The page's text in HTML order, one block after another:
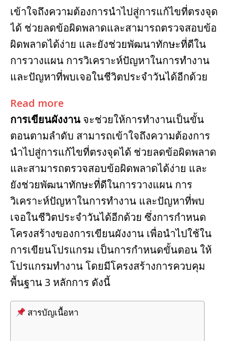
เข้าใจถึงความต้องการนำไปสู่การแก้ไขที่ตรงจุด
ได้ ช่วยลดข้อผิดพลาดและสามารถตรวจสอบข้อ
ผิดพลาดได้ง่าย และยังช่วยพัฒนาทักษะที่ดีใน
การวางแผน การวิเคราะห์ปัญหาในการทำงาน
และปัญหาที่พบเจอในชีวิตประจำวันได้อีกด้วย
Read more
การเขียนผังงาน จะช่วยให้การทำงานเป็นขั้น
ตอนตามลำดับ สามารถเข้าใจถึงความต้องการ
นำไปสู่การแก้ไขที่ตรงจุดได้ ช่วยลดข้อผิดพลาด
และสามารถตรวจสอบข้อผิดพลาดได้ง่าย และ
ยังช่วยพัฒนาทักษะที่ดีในการวางแผน การ
วิเคราะห์ปัญหาในการทำงาน และปัญหาที่พบ
เจอในชีวิตประจำวันได้อีกด้วย ซึ่งการกำหนด
โครงสร้างของการเขียนผังงาน เพื่อนำไปใช้ใน
การเขียนโปรแกรม เป็นการกำหนดขั้นตอน ให้
โปรแกรมทำงาน โดยมีโครงสร้างการควบคุม
พื้นฐาน 3 หลักการ ดังนี้
สารบัญเนื้อหา